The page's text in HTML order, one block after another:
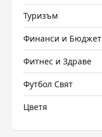
Туризъм
Финанси и Бюджет
Фитнес и Здраве
Футбол Свят
Цветя